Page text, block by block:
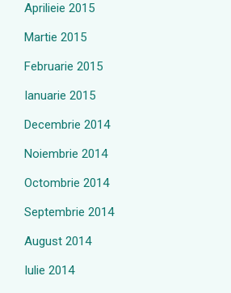
Aprilieie 2015
Martie 2015
Februarie 2015
Ianuarie 2015
Decembrie 2014
Noiembrie 2014
Octombrie 2014
Septembrie 2014
August 2014
Iulie 2014